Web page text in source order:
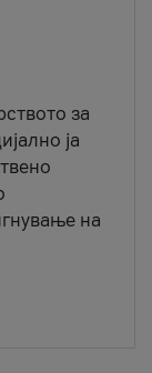
за
ја
на